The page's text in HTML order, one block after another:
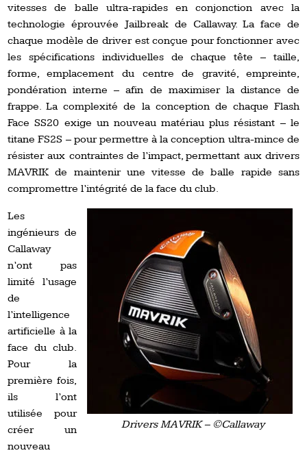
vitesses de balle ultra-rapides en conjonction avec la
technologie éprouvée Jailbreak de Callaway. La face de
chaque modèle de driver est conçue pour fonctionner avec
les spécifications individuelles de chaque tête – taille,
forme, emplacement du centre de gravité, empreinte,
pondération interne – afin de maximiser la distance de
frappe. La complexité de la conception de chaque Flash
Face SS20 exige un nouveau matériau plus résistant – le
titane FS2S – pour permettre à la conception ultra-mince de
résister aux contraintes de l’impact, permettant aux drivers
MAVRIK de maintenir une vitesse de balle rapide sans
compromettre l’intégrité de la face du club.
Drivers MAVRIK – ©Callaway
Les
ingénieurs de
Callaway
n’ont pas
limité l’usage
de
l’intelligence
artificielle à la
face du club.
Pour la
première fois,
ils l’ont
utilisée pour
créer un
nouveau